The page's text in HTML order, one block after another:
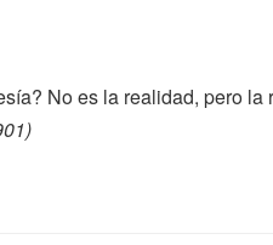
No es la realidad, pero